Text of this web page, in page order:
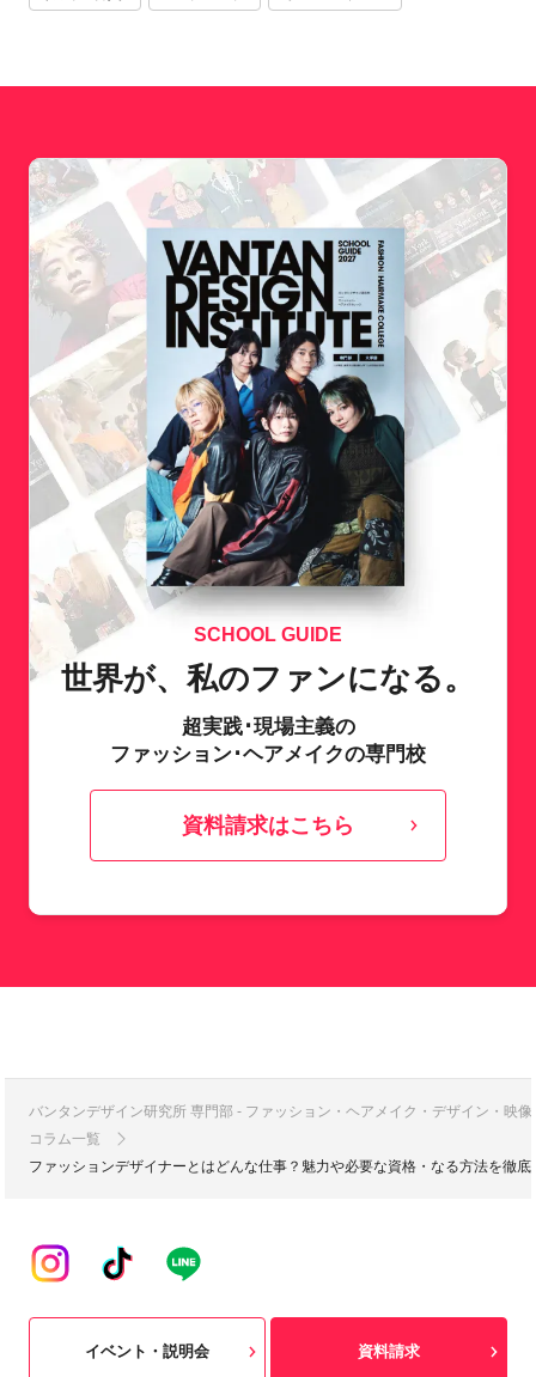
SCHOOL GUIDE
世界が、私のファンになる。
超実践･現場主義の
ファッション･ヘアメイクの専門校
資料請求はこちら
バンタンデザイン研究所 専門部 - ファッション・ヘアメイク・デザイン・映
コラム一覧
ファッションデザイナーとはどんな仕事？魅力や必要な資格・なる方法を徹底
イベント・説明会 資料請求